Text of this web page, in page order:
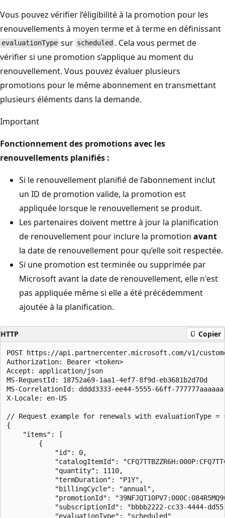
Vous pouvez vérifier l’éligibilité à la promotion pour les
renouvellements à moyen terme et à terme en définissant
evaluationType sur scheduled . Cela vous permet de
vérifier si une promotion s’applique au moment du
renouvellement. Vous pouvez évaluer plusieurs
promotions pour le même abonnement en transmettant
plusieurs éléments dans la demande.
Important
Fonctionnement des promotions avec les
renouvellements planifiés :
Si le renouvellement planifié de l’abonnement inclut
un ID de promotion valide, la promotion est
appliquée lorsque le renouvellement se produit.
Les partenaires doivent mettre à jour la planification
de renouvellement pour inclure la promotion avant
la date de renouvellement pour qu’elle soit respectée.
Si une promotion est terminée ou supprimée par
Microsoft avant la date de renouvellement, elle n'est
pas appliquée même si elle a été précédemment
ajoutée à la planification.
HTTP Copier
POST https://api.partnercenter.microsoft.com/v1/
Authorization: Bearer <token>
Accept: application/json
MS-RequestId: 18752a69-1aa1-4ef7-8f9d-eb3681b2d70d
MS-CorrelationId: dddd3333-ee44-5555-66ff-777777aaaaaa
X-Locale: en-US
// Request example for renewals with evaluationType
{
    "items": [
        {
            "id": 0,
"catalogItemId":
            "quantity": 1110,
            "termDuration": "P1Y",
            "billingCycle": "annual",
"promotionId":
"subscriptionId": "bbbb2222-cc33-4444-
            "evaluationType": "scheduled"